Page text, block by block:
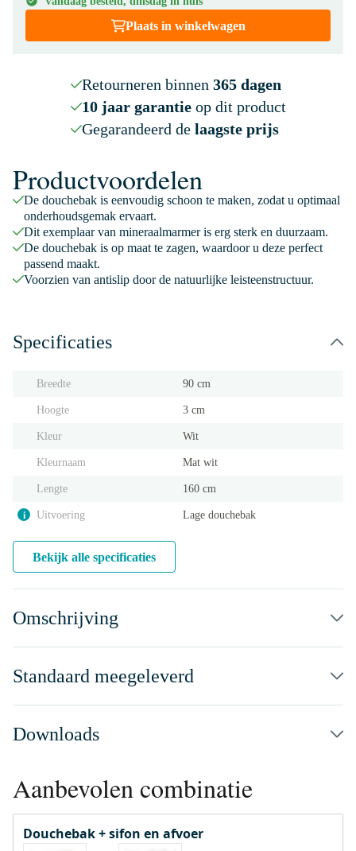
Plaats in winkelwagen
Retourneren binnen 365 dagen
10 jaar garantieop dit product
Gegarandeerd de laagste prijs
Productvoordelen
De douchebak is eenvoudig schoon te maken, zodat u optimaal
onderhoudsgemak ervaart.
Dit exemplaar van mineraalmarmer is erg sterk en duurzaam.
De douchebak is op maat te zagen, waardoor u deze perfect
passend maakt.
Voorzien van antislip door de natuurlijke leisteenstructuur.
Specificaties
Breedte 90 cm
Hoogte 3 cm
Kleur Wit
Kleurnaam Mat wit
Lengte 160 cm
i Uitvoering Lage douchebak
Bekijk alle specificaties
Omschrijving
Standaard meegeleverd
Downloads
Aanbevolen combinatie
Douchebak + sifon en afvoer